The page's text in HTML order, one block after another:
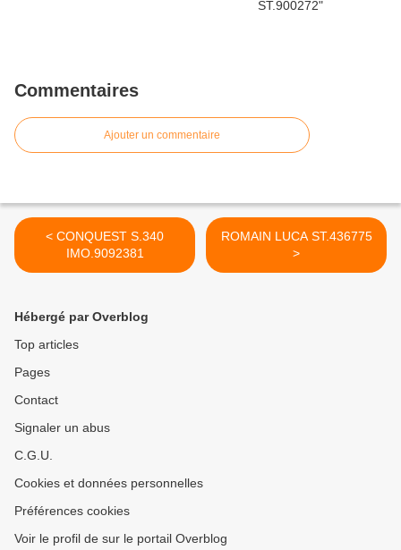
Commentaires
Ajouter un commentaire
< CONQUEST S.340
IMO.9092381
ROMAIN LUCA ST.436775
>
Hébergé par Overblog
Top articles
Pages
Contact
Signaler un abus
C.G.U.
Cookies et données personnelles
Préférences cookies
Voir le profil de sur le portail Overblog